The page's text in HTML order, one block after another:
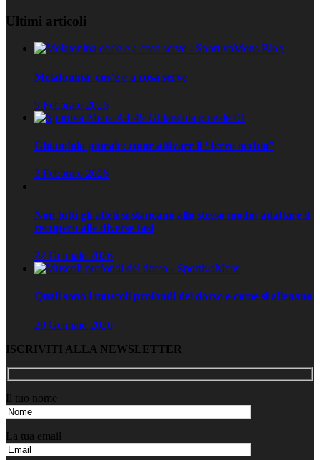
Ultimi articoli
Melatonina: cos’è e a cosa serve
9 Febbraio 2026
Ghiandola pineale: come attivare il “terzo occhio”
3 Febbraio 2026
Non tutti gli atleti si stancano allo stesso modo: adattare il
recupero alle diverse fasi
22 Gennaio 2026
Quali sono i muscoli profondi del dorso e come si allenano
20 Gennaio 2026
ISCRIVITI ALLA NEWSLETTER
Il tuo nome
La tua email